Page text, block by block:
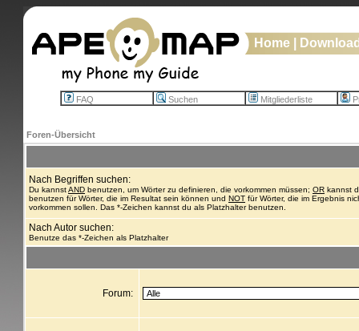
Home
FAQ Suchen Mitgliederliste
Foren-Übersicht
Nach Begriffen suchen:
Du kannstAND benutzen, um Wörter zu definieren, die vorkommen müssen; OR kannst
benutzen für Wörter, die im Resultat sein können und NOT für Wörter, die im Ergebnis
vorkommen sollen. Das *-Zeichen kannst du als Platzhalter benutzen.
Nach Autor suchen:
Benutze das *-Zeichen als Platzhalter
Forum: